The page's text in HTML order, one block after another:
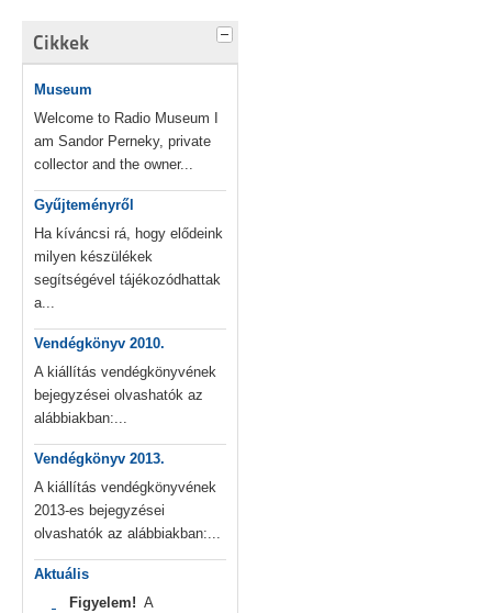
Cikkek
Museum
Welcome to Radio Museum I
am Sandor Perneky, private
collector and the owner...
Gyűjteményről
Ha kíváncsi rá, hogy elődeink
milyen készülékek
segítségével tájékozódhattak
a...
Vendégkönyv 2010.
A kiállítás vendégkönyvének
bejegyzései olvashatók az
alábbiakban:...
Vendégkönyv 2013.
A kiállítás vendégkönyvének
2013-es bejegyzései
olvashatók az alábbiakban:...
Aktuális
Figyelem! A